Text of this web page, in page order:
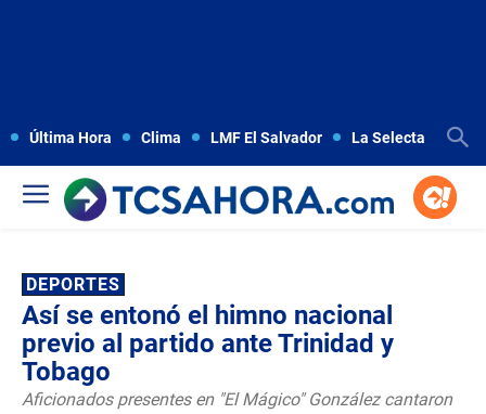
Última Hora Clima LMF El Salvador La Selecta
DEPORTES
Así se entonó el himno nacional
previo al partido ante Trinidad y
Tobago
Aficionados presentes en "El Mágico" González cantaron